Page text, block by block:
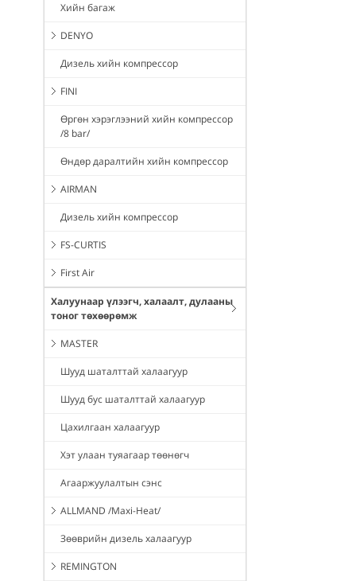
Хийн багаж
DENYO
Дизель хийн компрессор
FINI
Өргөн хэрэглээний хийн компрессор
/8 bar/
Өндөр даралтийн хийн компрессор
AIRMAN
Дизель хийн компрессор
FS-CURTIS
First Air
Халуунаар үлээгч, халаалт, дулааны
тоног төхөөрөмж
MASTER
Шууд шаталттай халаагуур
Шууд бус шаталттай халаагуур
Цахилгаан халаагуур
Хэт улаан туяагаар төөнөгч
Агааржуулалтын сэнс
ALLMAND /Maxi-Heat/
Зөөврийн дизель халаагуур
REMINGTON